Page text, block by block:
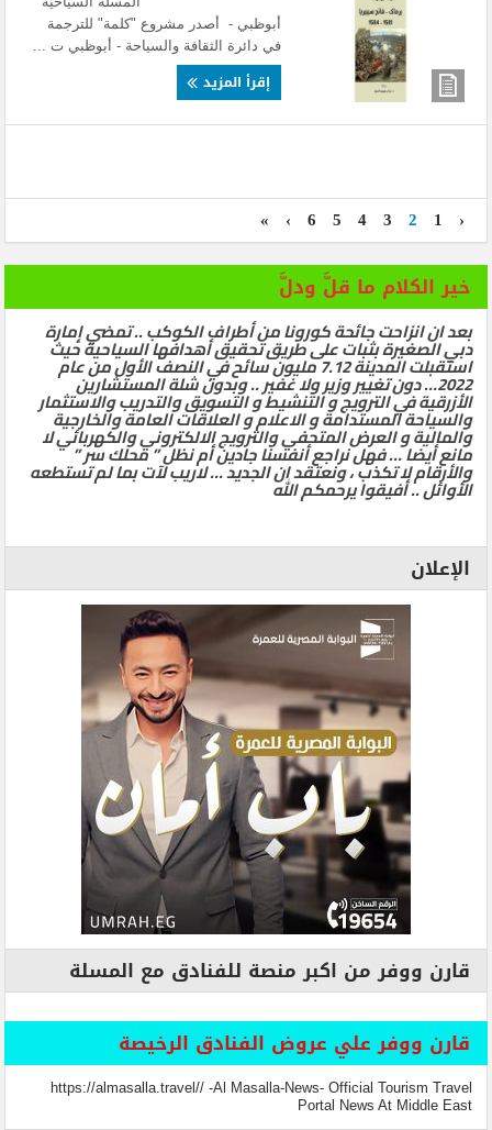
أبوظبي - أصدر مشروع "كلمة" للترجمة
في دائرة الثقافة والسياحة - أبوظبي ت ...
إقرأ المزيد
‹
1
2
3
4
5
6
›
»
خير الكلام ما قلَّ ودلَّ
بعد ان انزاحت جائحة كورونا من أطراف الكوكب .. تمضي إمارة
دبي الصغيرة بثبات على طريق تحقيق أهدافها السياحية حيث
استقبلت المدينة 7.12 مليون سائح في النصف الأول من عام
2022… دون تغيير وزير ولا غفير .. وبدون شلة المستشارين
الأزرقية في الترويج و التنشيط و التسويق والتدريب والاستثمار
والسياحة المستدامة و الاعلام و العلاقات العامة والخارجية
والمالية و العرض المتحفي والترويج الالكتروني والكهربائي لا
مانع أيضا … فهل نراجع أنفسنا جادين أم نظل ” محلك سر ”
والأرقام لا تكذب ، ونعتقد ان الجديد … لاريب لآت بما لم تستطعه
الأوائل .. أفيقوا يرحمكم الله
الإعلان
قارن ووفر من اكبر منصة للفنادق مع المسلة
قارن ووفر علي عروض الفنادق الرخيصة
https://almasalla.travel// -Al Masalla-News- Official Tourism Travel
Portal News At Middle East